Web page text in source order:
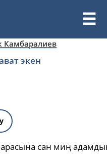
Камбаралиев
экен
сан миң